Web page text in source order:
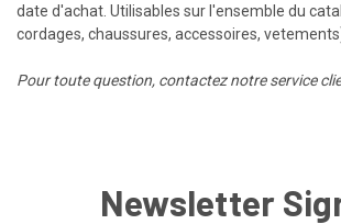
date d'achat. Utilisables sur l'ensemble du
cordages, chaussures, accessoires,
Pour toute question, contactez notreservice
Newsletter